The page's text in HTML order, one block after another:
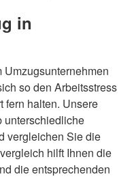
in
so den Arbeitsstress
fern halten. Unsere
unterschiedliche
vergleichen Sie die
hilft Ihnen die
die entsprechenden